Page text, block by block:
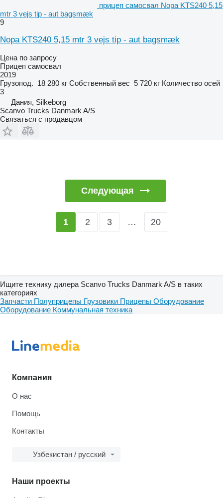
прицеп самосвал Nopa KTS240 5,15
mtr 3 vejs tip - aut bagsmæk
9
Nopa KTS240 5,15 mtr 3 vejs tip - aut bagsmæk
Цена по запросу
Прицеп самосвал
2019
Грузопод. 18 280 кг Собственный вес 5 720 кг Количество осей
3
Дания, Silkeborg
Scanvo Trucks Danmark A/S
Связаться с продавцом
Следующая
1 2 3 … 20
Ищите технику дилера Scanvo Trucks Danmark A/S в таких
категориях
Запчасти Полуприцепы Грузовики Прицепы Оборудование
Оборудование Коммунальная техника
Компания
О нас
Помощь
Контакты
Узбекистан / русский
Наши проекты